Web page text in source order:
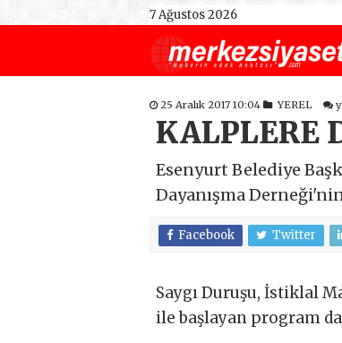
7 Ağustos 2026
25 Aralık 2017 10:04 YEREL
KALPLERE
Esenyurt Belediye
Dayanışma
Facebook Twitter
Saygı Duruşu, İstiklal
ile başlayan program